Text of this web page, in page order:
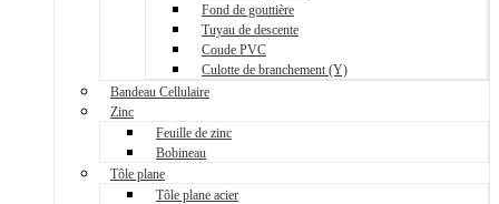
Fond de gouttière
Tuyau de descente
Coude PVC
Culotte de branchement (Y)
Bandeau Cellulaire
Zinc
Feuille de zinc
Bobineau
Tôle plane
Tôle plane acier